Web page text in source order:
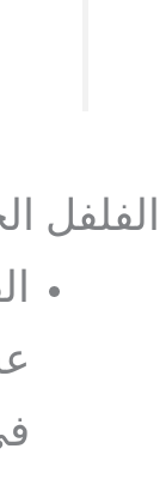
الفلفل